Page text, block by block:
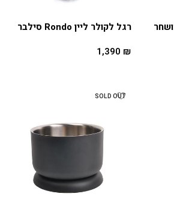
רגל לקולר ליין Rondo סילבר
1,390 ₪
SOLD OUT